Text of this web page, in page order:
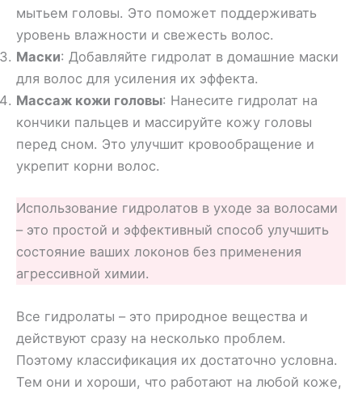
мытьем головы. Это поможет поддерживать
уровень влажности и свежесть волос.
Маски: Добавляйте гидролат в домашние маски
для волос для усиления их эффекта.
Массаж кожи головы: Нанесите гидролат на
кончики пальцев и массируйте кожу головы
перед сном. Это улучшит кровообращение и
укрепит корни волос.
Использование гидролатов в уходе за волосами
– это простой и эффективный способ улучшить
состояние ваших локонов без применения
агрессивной химии.
Все гидролаты – это природное вещества и
действуют сразу на несколько проблем.
Поэтому классификация их достаточно условна.
Тем они и хороши, что работают на любой коже,